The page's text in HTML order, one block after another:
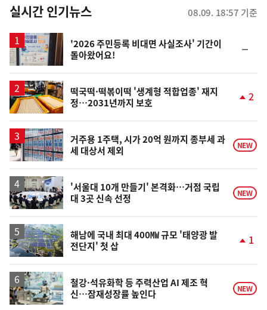
뉴
스
실시간 인기뉴스 08.09. 18:57 기준
'2026 주민등록 비대면 사실조사' 기간이
돌아왔어요!
일
떡국떡·떡볶이떡 '생계형 적합업종' 재지
정…2031년까지 보호
승
2
거주용 1주택, 시가 20억 원까지 종부세 과
세 대상서 제외
NEW
'서울대 10개 만들기' 본격화…거점 국립
대 3곳 신속 선정
NEW
해남에 국내 최대 400㎿ 규모 '태양광 발
전단지' 첫 삽
승
1
철강·석유화학 등 주력산업 AI 제조 혁
신…잠재성장률 높인다
NEW